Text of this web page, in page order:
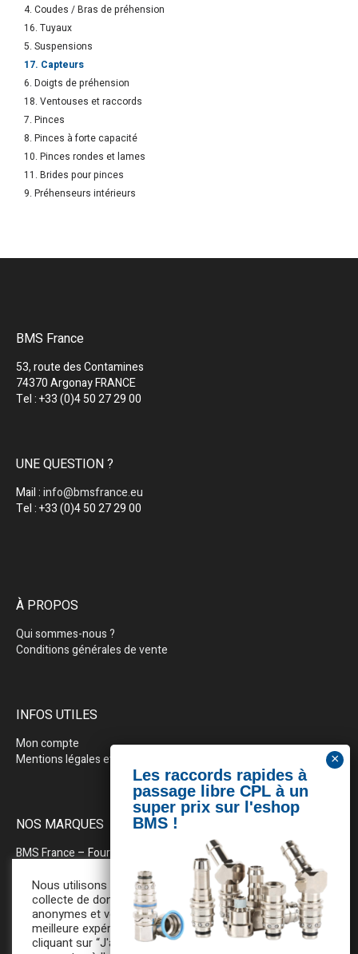
4. Coudes / Bras de préhension
16. Tuyaux
5. Suspensions
17. Capteurs
6. Doigts de préhension
18. Ventouses et raccords
7. Pinces
8. Pinces à forte capacité
10. Pinces rondes et lames
11. Brides pour pinces
9. Préhenseurs intérieurs
BMS France
53, route des Contamines
74370 Argonay FRANCE
Tel : +33 (0)4 50 27 29 00
UNE QUESTION ?
Mail :info@bmsfrance.eu
Tel : +33 (0)4 50 27 29 00
À PROPOS
Qui sommes-nous ?
Conditions générales de vente
INFOS UTILES
Mon compte
Mentions légales et politique de confidentialité
NOS MARQUES
BMS France – Fournitures industrielles pour la plasturgie
BEWEPLAST– Machines & pérhiphériques
PRODOPTIM– Table d’entretien pour moules d’injection
Nous utilisons des cookies pour la
collecte de données statistiques
anonymes et vous assurer une
meilleure expérience de navigation. En
cliquant sur “J'accepte”, vous